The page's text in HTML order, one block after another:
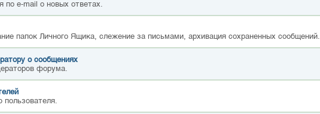
по e-mail о новых ответах.
папок Личного Ящика, слежение за письмами, архивация сохраненных сообщений.
о сообщениях
форума.